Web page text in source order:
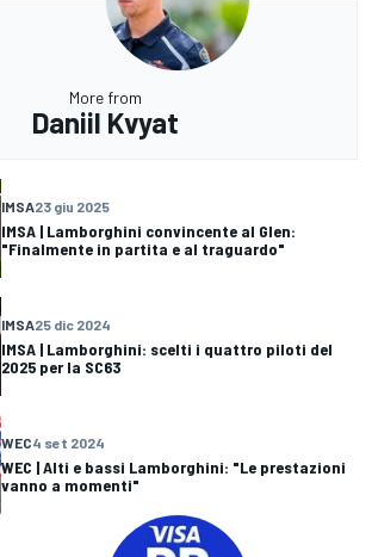
More from
Daniil Kvyat
IMSA23 giu 2025
IMSA | Lamborghini convincente al Glen:
"Finalmente in partita e al traguardo"
IMSA25 dic 2024
IMSA | Lamborghini: scelti i quattro piloti del
2025 per la SC63
WEC4 set 2024
WEC | Alti e bassi Lamborghini: "Le prestazioni
vanno a momenti"